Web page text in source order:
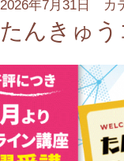
2026年7月31日 カ
たんきゅ